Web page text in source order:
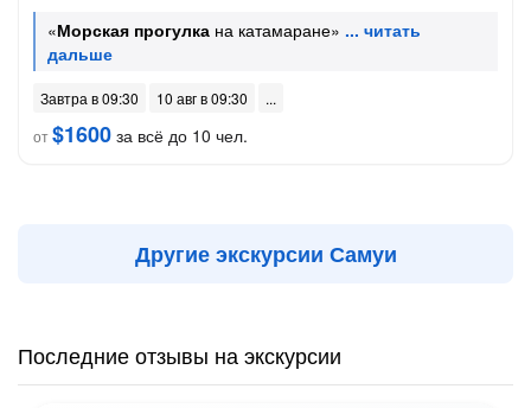
«Морская прогулка на катамаране»
Завтра в 09:30
10 авг в 09:30
от$1600 за всё до 10 чел.
Другие экскурсии Самуи
Последние отзывы на экскурсии